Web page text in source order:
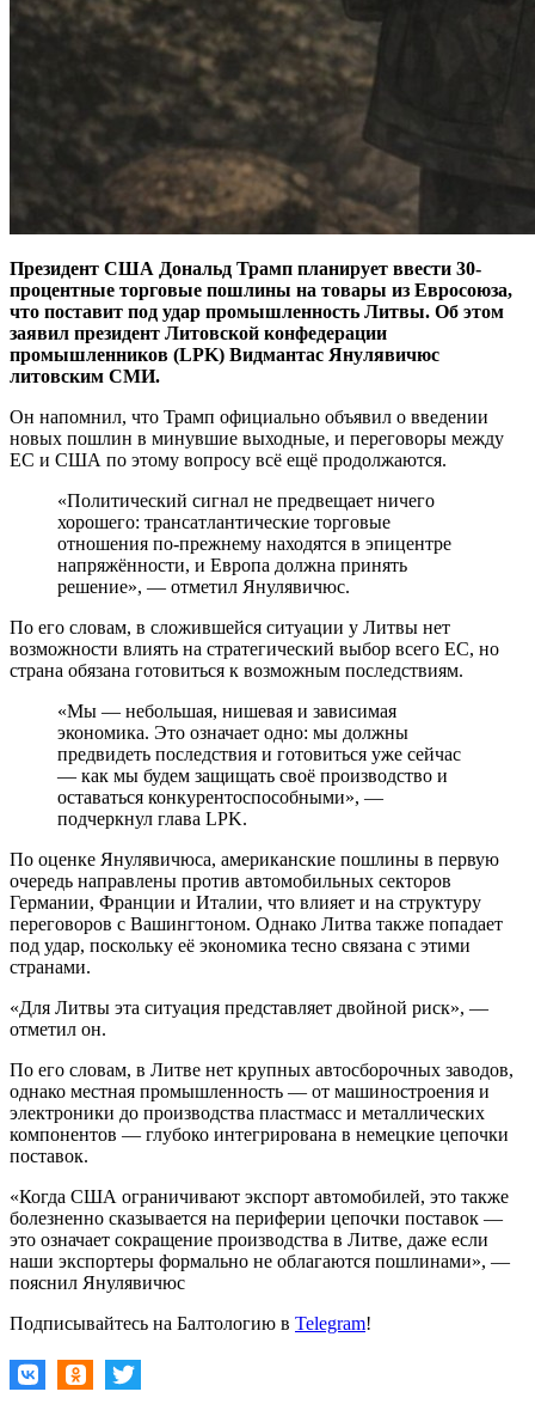
Президент США Дональд Трамп планирует ввести 30-
процентные торговые пошлины на товары из Евросоюза,
что поставит под удар промышленность Литвы. Об этом
заявил президент Литовской конфедерации
промышленников (LPK) Видмантас Янулявичюс
литовским СМИ.
Он напомнил, что Трамп официально объявил о введении
новых пошлин в минувшие выходные, и переговоры между
ЕС и США по этому вопросу всё ещё продолжаются.
«Политический сигнал не предвещает ничего
хорошего: трансатлантические торговые
отношения по-прежнему находятся в эпицентре
напряжённости, и Европа должна принять
решение», — отметил Янулявичюс.
По его словам, в сложившейся ситуации у Литвы нет
возможности влиять на стратегический выбор всего ЕС, но
страна обязана готовиться к возможным последствиям.
«Мы — небольшая, нишевая и зависимая
экономика. Это означает одно: мы должны
предвидеть последствия и готовиться уже сейчас
— как мы будем защищать своё производство и
оставаться конкурентоспособными», —
подчеркнул глава LPK.
По оценке Янулявичюса, американские пошлины в первую
очередь направлены против автомобильных секторов
Германии, Франции и Италии, что влияет и на структуру
переговоров с Вашингтоном. Однако Литва также попадает
под удар, поскольку её экономика тесно связана с этими
странами.
«Для Литвы эта ситуация представляет двойной риск», —
отметил он.
По его словам, в Литве нет крупных автосборочных заводов,
однако местная промышленность — от машиностроения и
электроники до производства пластмасс и металлических
компонентов — глубоко интегрирована в немецкие цепочки
поставок.
«Когда США ограничивают экспорт автомобилей, это также
болезненно сказывается на периферии цепочки поставок —
это означает сокращение производства в Литве, даже если
наши экспортеры формально не облагаются пошлинами», —
пояснил Янулявичюс
Подписывайтесь на Балтологию в Telegram!